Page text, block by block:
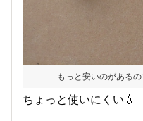
もっと安いのがある
ちょっと使いにくい💧